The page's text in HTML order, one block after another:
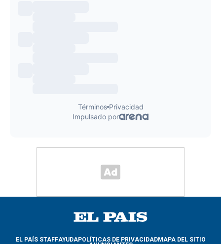
EL PAÍS STAFFAYUDAPOLÍTICAS DE PRIVACIDADMAPA DEL SITIO